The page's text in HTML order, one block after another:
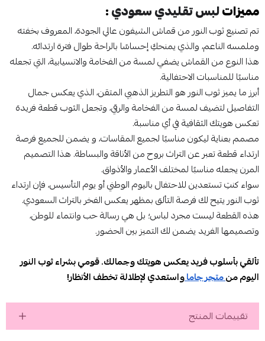
مميزاتلبس تقليدي سعودي:
تم تصنيع ثوب النور من قماش الشيفون عالي الجودة، المعروف بخفته
وملمسه الناعم، والذي يمنحكِ إحساسًا بالراحة طوال فترة ارتدائه.
هذا النوع من القماش يضفي لمسة من الفخامة والانسيابية، التي تجعله
مناسبًا للمناسبات الاحتفالية.
أبرز ما يميز ثوب النور هو التطريز الذهبي المتقن، الذي يعكس جمال
التفاصيل لتضيف لمسة من الفخامة والرقي، وتجعل الثوب قطعة فريدة
تعكس هويتك الثقافية في أي مناسبة.
مصمم بعناية ليكون مناسبًا لجميع المقاسات، و يضمن للجميع فرصة
ارتداء قطعة تعبر عن التراث بروح من الأناقة والبساطة. هذا التصميم
المرن يجعله مناسبًا لمختلف الأعمار والأذواق.
سواء كنتِ تستعدين للاحتفال باليوم الوطني أو يوم التأسيس، فإن ارتداء
ثوب النور يتيح لك فرصة التألق بمظهر يعكس الفخر بالتراث السعودي.
هذه القطعة ليست مجرد لباس؛ بل هي رسالة حب وانتماء للوطن،
وتصميمها الفريد يضمن لك التميز بين الحضور.
تألقي بأسلوب فريد يعكس هويتك وجمالك. قومي بشراء ثوب النور
اليوم منمتجر جاماواستعدي لإطلالة تخطف الأنظار!
تقييمات المنتج